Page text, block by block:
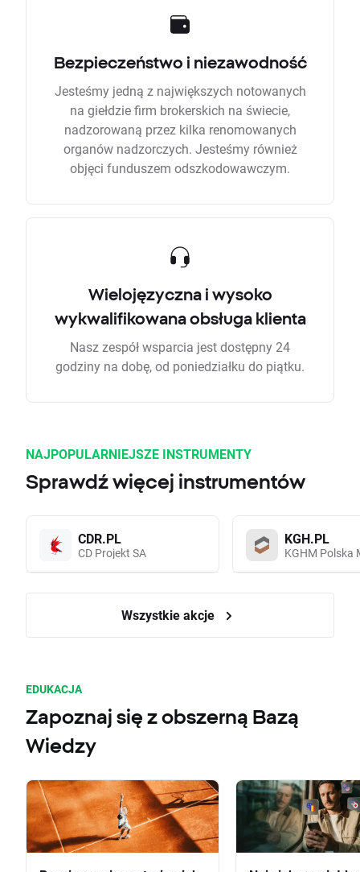
Bezpieczeństwo i niezawodność
Jesteśmy jedną z największych notowanych
na giełdzie firm brokerskich na świecie,
nadzorowaną przez kilka renomowanych
organów nadzorczych. Jesteśmy również
objęci funduszem odszkodowawczym.
Wielojęzyczna i wysoko
wykwalifikowana obsługa klienta
Nasz zespół wsparcia jest dostępny 24
godziny na dobę, od poniedziałku do piątku.
NAJPOPULARNIEJSZE INSTRUMENTY
Sprawdź więcej instrumentów
CDR.PL
CD Projekt SA
KGH.PL
KGHM Polska
Wszystkie akcje
EDUKACJA
Zapoznaj się z obszerną Bazą
Wiedzy